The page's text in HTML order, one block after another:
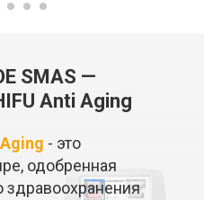
SMAS —
Аnti Aging
- это
одобренная
здравоохранения